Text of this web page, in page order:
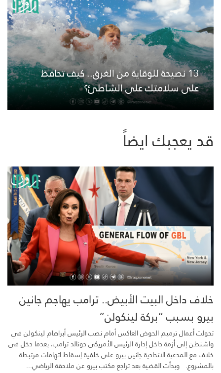
13 نصيحة للوقاية من الغرق.. كيف تحافظ
على سلامتك على الشاطئ؟
قد يعجبك ايضاً
خلاف داخل البيت الأبيض.. ترامب يهاجم جانين
بيرو بسبب “بركة لينكولن”
تحولت أعمال ترميم الحوض العاكس أمام نصب الرئيس أبراهام لينكولن في
واشنطن إلى أزمة داخل إدارة الرئيس الأمريكي دونالد ترامب، بعدما دخل في
خلاف مع المدعية الاتحادية جانين بيرو على خلفية إسقاط اتهامات مرتبطة
بالمشروع. وبدأت القضية بعد تراجع مكتب بيرو عن ملاحقة الرياضي...